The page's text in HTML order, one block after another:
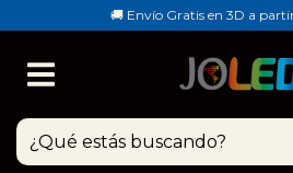
🚚 Envío Gratis en 3D a